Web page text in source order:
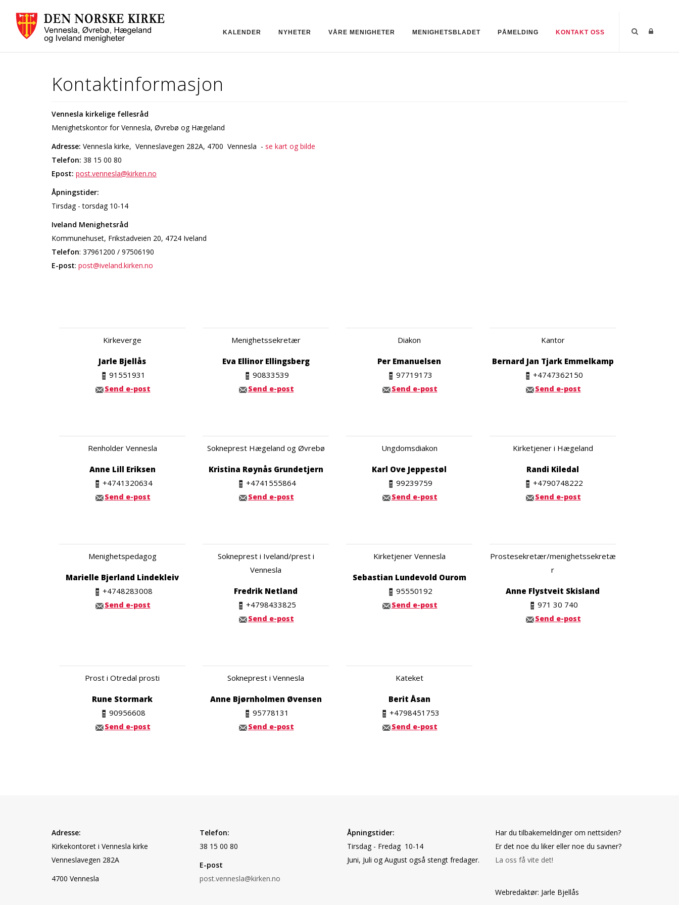
KALENDER NYHETER VÅRE MENIGHETER MENIGHETSBLADET PÅMELDING KONTAKT OSS
Kontaktinformasjon
Vennesla kirkelige fellesråd
Menighetskontor for Vennesla, Øvrebø og Hægeland
Adresse: Vennesla kirke, Venneslavegen 282A, 4700 Vennesla - se kart og bilde
Telefon: 38 15 00 80
Epost: post.vennesla@kirken.no
Åpningstider:
Tirsdag - torsdag 10-14
Iveland Menighetsråd
Kommunehuset, Frikstadveien 20, 4724 Iveland
Telefon: 37961200 / 97506190
E-post: post@iveland.kirken.no
Kirkeverge
Jarle Bjellås
91551931
Send e-post
Menighetssekretær
Eva Ellinor Ellingsberg
90833539
Send e-post
Diakon
Per Emanuelsen
97719173
Send e-post
Kantor
Bernard Jan Tjark Emmelkamp
+4747362150
Send e-post
Renholder Vennesla
Anne Lill Eriksen
+4741320634
Send e-post
Sokneprest Hægeland og Øvrebø
Kristina Røynås Grundetjern
+4741555864
Send e-post
Ungdomsdiakon
Karl Ove Jeppestøl
99239759
Send e-post
Kirketjener i Hægeland
Randi Kiledal
+4790748222
Send e-post
Menighetspedagog
Marielle Bjerland Lindekleiv
+4748283008
Send e-post
Sokneprest i Iveland/prest i
Vennesla
Fredrik Netland
+4798433825
Send e-post
Kirketjener Vennesla
Sebastian Lundevold Ourom
95550192
Send e-post
Prostesekretær/menighetssekretæ
r
Anne Flystveit Skisland
971 30 740
Send e-post
Prost i Otredal prosti
Rune Stormark
90956608
Send e-post
Sokneprest i Vennesla
Anne Bjørnholmen Øvensen
95778131
Send e-post
Kateket
Berit Åsan
+4798451753
Send e-post
Adresse:
Kirkekontoret i Vennesla kirke
Venneslavegen 282A
4700 Vennesla
Telefon:
38 15 00 80
E-post
post.vennesla@kirken.no
Åpningstider:
Tirsdag - Fredag 10-14
Juni, Juli og August også stengt fredager.
Har du tilbakemeldinger om nettsiden?
Er det noe du liker eller noe du savner?
La oss få vite det!
Webredaktør: Jarle Bjellås